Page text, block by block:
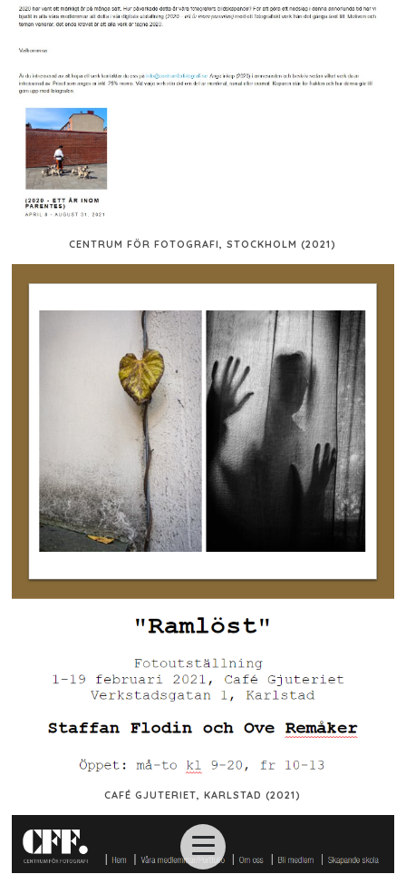
CENTRUM FÖR FOTOGRAFI, STOCKHOLM (2021)
CAFÉ GJUTERIET, KARLSTAD (2021)